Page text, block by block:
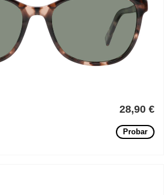
28,90 €
Probar